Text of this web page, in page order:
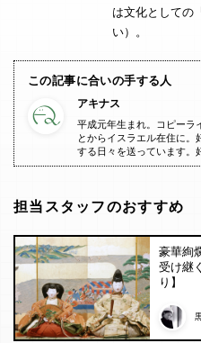
は文化としての
い）。
この記事に合いの手する人
アキナス
平成元年生まれ。コピーラ
とからイスラエル在住に。
する日々を送っています。
担当スタッフのおすすめ
豪華絢
受け継
り】